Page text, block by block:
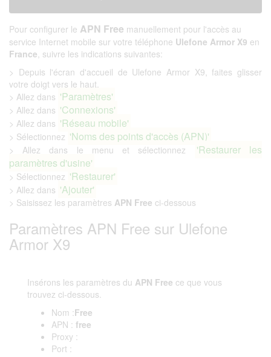
Pour configurer le APN Free manuellement pour l'accès au
service Internet mobile sur votre téléphone Ulefone Armor X9 en
France, suivre les indications suivantes:
> Depuis l'écran d'accueil de Ulefone Armor X9, faites glisser
votre doigt vers le haut.
> Allez dans 'Paramètres'
> Allez dans 'Connexions'
> Allez dans 'Réseau mobile'
> Sélectionnez 'Noms des points d'accès (APN)'
> Allez dans le menu et sélectionnez
'Restaurer les
paramètres d'usine'
> Sélectionnez 'Restaurer'
> Allez dans 'Ajouter'
> Saisissez les paramètres APN Free ci-dessous
Paramètres APN Free sur Ulefone
Armor X9
Insérons les paramètres du APN Free ce que vous
trouvez ci-dessous.
Nom :Free
APN : free
Proxy :
Port :